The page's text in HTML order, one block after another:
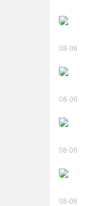
08-06
08-06
08-06
08-06